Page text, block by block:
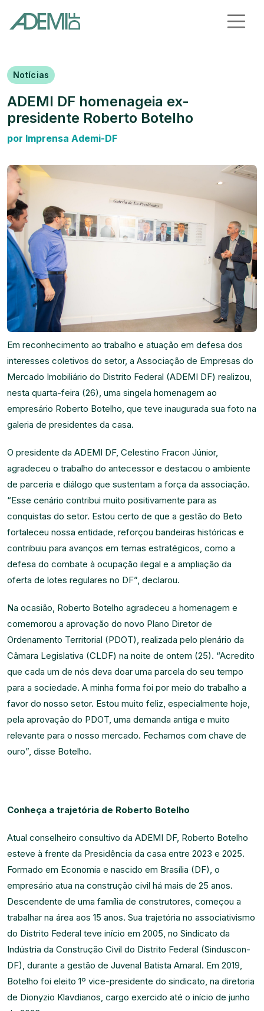
Notícias
ADEMI DF homenageia ex-
presidente Roberto Botelho
por Imprensa Ademi-DF
Em reconhecimento ao trabalho e atuação em defesa dos
interesses coletivos do setor, a Associação de Empresas do
Mercado Imobiliário do Distrito Federal (ADEMI DF) realizou,
nesta quarta-feira (26), uma singela homenagem ao
empresário Roberto Botelho, que teve inaugurada sua foto na
galeria de presidentes da casa.
O presidente da ADEMI DF, Celestino Fracon Júnior,
agradeceu o trabalho do antecessor e destacou o ambiente
de parceria e diálogo que sustentam a força da associação.
“Esse cenário contribui muito positivamente para as
conquistas do setor. Estou certo de que a gestão do Beto
fortaleceu nossa entidade, reforçou bandeiras históricas e
contribuiu para avanços em temas estratégicos, como a
defesa do combate à ocupação ilegal e a ampliação da
oferta de lotes regulares no DF”, declarou.
Na ocasião, Roberto Botelho agradeceu a homenagem e
comemorou a aprovação do novo Plano Diretor de
Ordenamento Territorial (PDOT), realizada pelo plenário da
Câmara Legislativa (CLDF) na noite de ontem (25). “Acredito
que cada um de nós deva doar uma parcela do seu tempo
para a sociedade. A minha forma foi por meio do trabalho a
favor do nosso setor. Estou muito feliz, especialmente hoje,
pela aprovação do PDOT, uma demanda antiga e muito
relevante para o nosso mercado. Fechamos com chave de
ouro”, disse Botelho.
Conheça a trajetória de Roberto Botelho
Atual conselheiro consultivo da ADEMI DF, Roberto Botelho
esteve à frente da Presidência da casa entre 2023 e 2025.
Formado em Economia e nascido em Brasília (DF), o
empresário atua na construção civil há mais de 25 anos.
Descendente de uma família de construtores, começou a
trabalhar na área aos 15 anos. Sua trajetória no associativismo
do Distrito Federal teve início em 2005, no Sindicato da
Indústria da Construção Civil do Distrito Federal (Sinduscon-
DF), durante a gestão de Juvenal Batista Amaral. Em 2019,
Botelho foi eleito 1º vice-presidente do sindicato, na diretoria
de Dionyzio Klavdianos, cargo exercido até o início de junho